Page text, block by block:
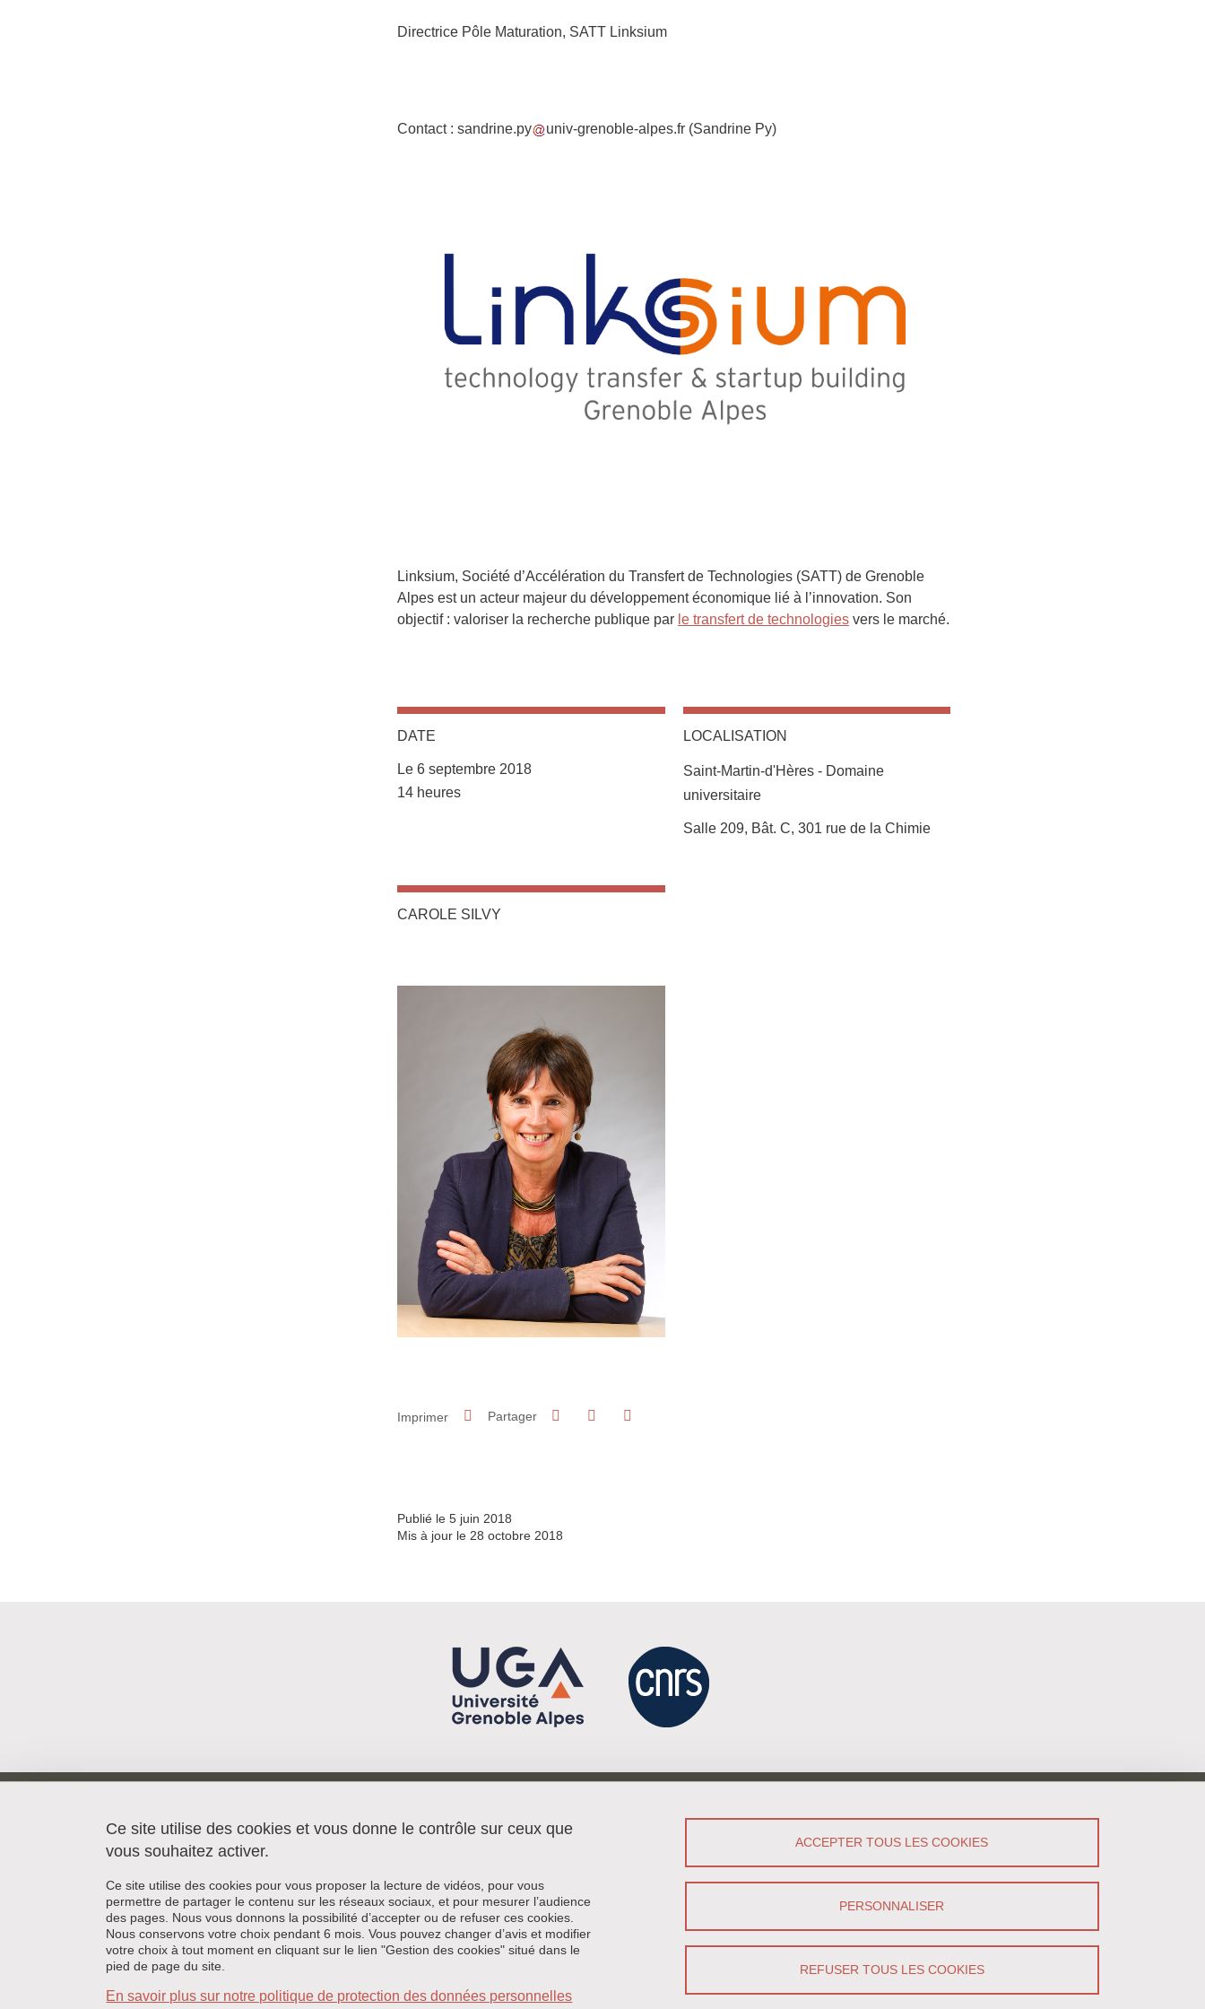
Directrice Pôle Maturation, SATT Linksium
Contact : sandrine.py univ-grenoble-alpes.fr(Sandrine Py)
Linksium, Société d’Accélération du Transfert de Technologies (SATT) de Grenoble
Alpes est un acteur majeur du développement économique lié à l’innovation. Son
objectif : valoriser la recherche publique par le transfert de technologiesvers le marché.
DATE
Le 6 septembre 2018
Complément date
14 heures
LOCALISATION
Saint-Martin-d'Hères - Domaine
universitaire
Complément lieu
Salle 209, Bât. C, 301 rue de la Chimie
CAROLE SILVY
Imprimer Partager Partager sur Facebook
Partager sur LinkedIn
Publié le 5 juin 2018
Mis à jour le 28 octobre 2018
Université Grenoble Alpes
CS 40700
38058 GRENOBLE CEDEX 9
Menu footer
Plan du site
Données personnelles
Politique des cookies
Gestion des cookies
Se connecter
Ce site utilise des cookies et vous donne le contrôle sur ceux que
vous souhaitez activer.
Ce site utilise des cookies pour vous proposer la lecture de vidéos, pour vous
permettre de partager le contenu sur les réseaux sociaux, et pour mesurer l’audience
des pages. Nous vous donnons la possibilité d’accepter ou de refuser ces cookies.
Nous conservons votre choix pendant 6 mois. Vous pouvez changer d’avis et modifier
votre choix à tout moment en cliquant sur le lien "Gestion des cookies" situé dans le
pied de page du site.
En savoir plus sur notre politique de protection des données personnelles
ACCEPTER TOUS LES COOKIES
REFUSER TOUS LES COOKIES
PERSONNALISER